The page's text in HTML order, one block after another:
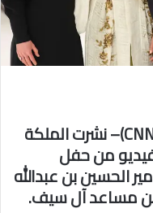
دبي، الإمارات العربية المتحدة (CNN)– نشرت الملكة
فيديو من حفل
الحسين بن عبدالله
بن مساعد آل سيف.